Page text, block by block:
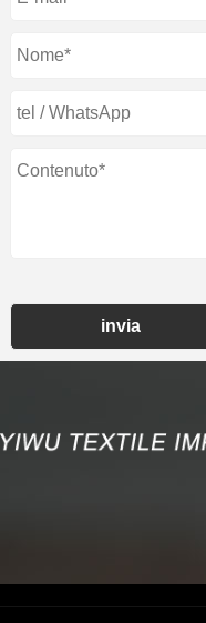
invia